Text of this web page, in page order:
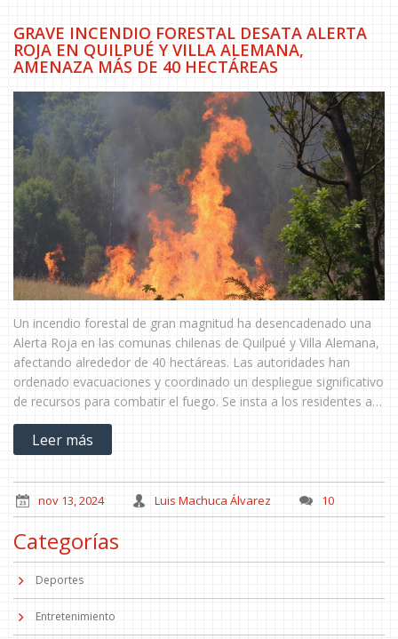
GRAVE INCENDIO FORESTAL DESATA ALERTA
ROJA EN QUILPUÉ Y VILLA ALEMANA,
AMENAZA MÁS DE 40 HECTÁREAS
Un incendio forestal de gran magnitud ha desencadenado una
Alerta Roja en las comunas chilenas de Quilpué y Villa Alemana,
afectando alrededor de 40 hectáreas. Las autoridades han
ordenado evacuaciones y coordinado un despliegue significativo
de recursos para combatir el fuego. Se insta a los residentes a
seguir instrucciones y mantenerse informados mientras se
investigan las causas del siniestro.
Leer más
nov 13, 2024 Luis Machuca Álvarez 10
Categorías
Deportes
Entretenimiento